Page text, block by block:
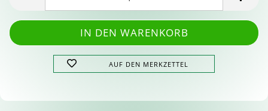
AUF DEN MERKZETTEL